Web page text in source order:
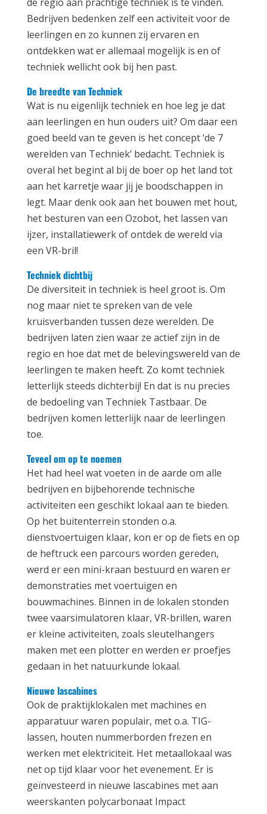
Bedrijven bedenken zelf een activiteit voor de
leerlingen en zo kunnen zij ervaren en
ontdekken wat er allemaal mogelijk is en of
techniek wellicht ook bij hen past.
De breedte van Techniek
Wat is nu eigenlijk techniek en hoe leg je dat
aan leerlingen en hun ouders uit? Om daar een
goed beeld van te geven is het concept ‘de 7
werelden van Techniek’ bedacht. Techniek is
overal het begint al bij de boer op het land tot
aan het karretje waar jij je boodschappen in
legt. Maar denk ook aan het bouwen met hout,
het besturen van een Ozobot, het lassen van
ijzer, installatiewerk of ontdek de wereld via
een VR-bril!
Techniek dichtbij
De diversiteit in techniek is heel groot is. Om
nog maar niet te spreken van de vele
kruisverbanden tussen deze werelden. De
bedrijven laten zien waar ze actief zijn in de
regio en hoe dat met de belevingswereld van de
leerlingen te maken heeft. Zo komt techniek
letterlijk steeds dichterbij! En dat is nu precies
de bedoeling van Techniek Tastbaar. De
bedrijven komen letterlijk naar de leerlingen
toe.
Teveel om op te noemen
Het had heel wat voeten in de aarde om alle
bedrijven en bijbehorende technische
activiteiten een geschikt lokaal aan te bieden.
Op het buitenterrein stonden o.a.
dienstvoertuigen klaar, kon er op de fiets en op
de heftruck een parcours worden gereden,
werd er een mini-kraan bestuurd en waren er
demonstraties met voertuigen en
bouwmachines. Binnen in de lokalen stonden
twee vaarsimulatoren klaar, VR-brillen, waren
er kleine activiteiten, zoals sleutelhangers
maken met een plotter en werden er proefjes
gedaan in het natuurkunde lokaal.
Nieuwe lascabines
Ook de praktijklokalen met machines en
apparatuur waren populair, met o.a. TIG-
lassen, houten nummerborden frezen en
werken met elektriciteit. Het metaallokaal was
net op tijd klaar voor het evenement. Er is
geïnvesteerd in nieuwe lascabines met aan
weerskanten polycarbonaat Impact